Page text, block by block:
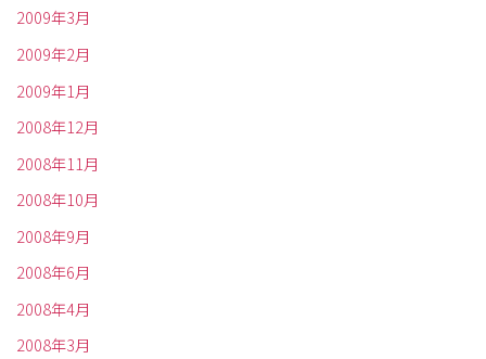
2009年3月
2009年2月
2009年1月
2008年12月
2008年11月
2008年10月
2008年9月
2008年6月
2008年4月
2008年3月